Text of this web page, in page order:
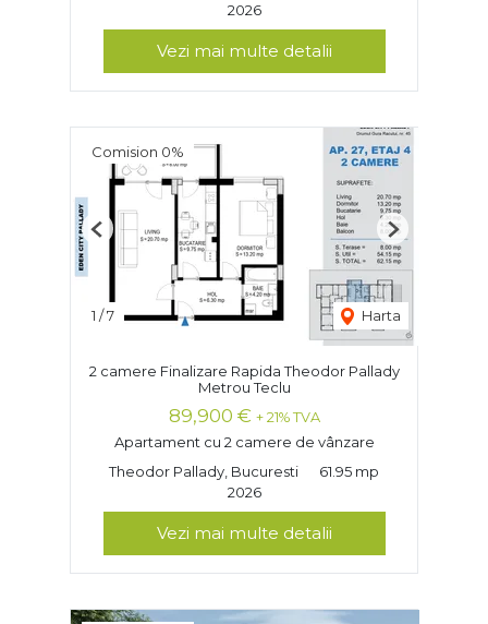
2026
Vezi mai multe detalii
Comision 0%
1 /7 Harta
Previous Next
2 camere Finalizare Rapida Theodor Pallady
Metrou Teclu
89,900 € + 21% TVA
Apartament cu 2 camere de vânzare
Theodor Pallady, Bucuresti
61.95 mp
2026
Vezi mai multe detalii